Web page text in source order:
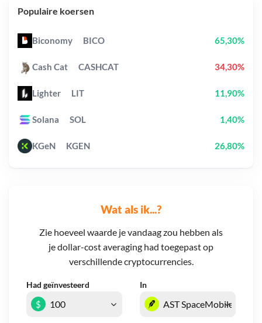
Wat als ik...?
Zie hoeveel waarde je vandaag zou hebben als
je dollar-cost averaging had toegepast op
verschillende cryptocurrencies.
Had geïnvesteerd In
$
Populaire koersen
Biconomy BICO 65,30%
Cash Cat CASHCAT 34,30%
Lighter LIT 11,90%
Solana SOL 1,40%
KGeN KGEN 26,80%